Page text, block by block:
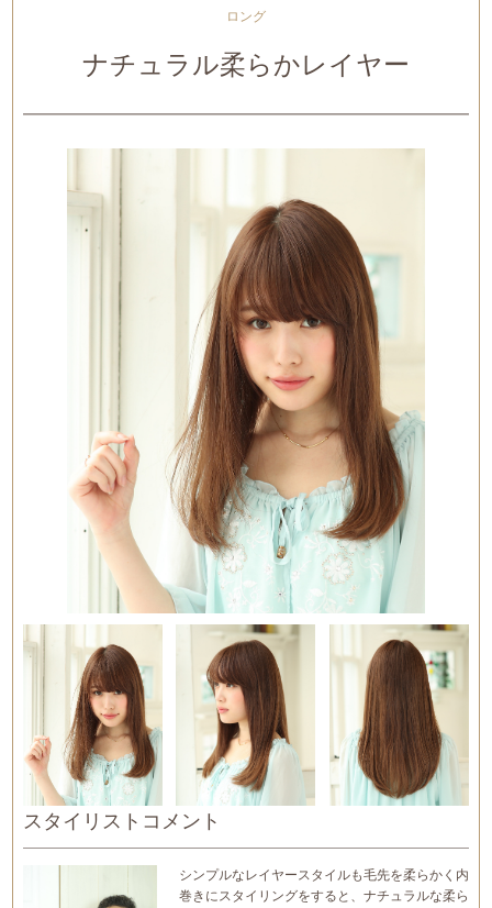
ロング
ナチュラル柔らかレイヤー
スタイリストコメント
シンプルなレイヤースタイルも毛先を柔らかく内
巻きにスタイリングをすると、ナチュラルな柔ら